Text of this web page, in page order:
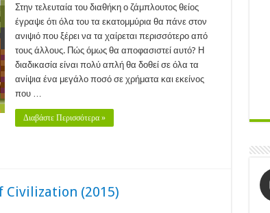
Στην τελευταία του διαθήκη ο ζάμπλουτος θείος
έγραψε ότι όλα του τα εκατομμύρια θα πάνε στον
ανιψιό που ξέρει να τα χαίρεται περισσότερο από
τους άλλους. Πώς όμως θα αποφασιστεί αυτό? Η
διαδικασία είναι πολύ απλή θα δοθεί σε όλα τα
ανίψια ένα μεγάλο ποσό σε χρήματα και εκείνος
που …
Διαβάστε Περισσότερα »
Civilization (2015)